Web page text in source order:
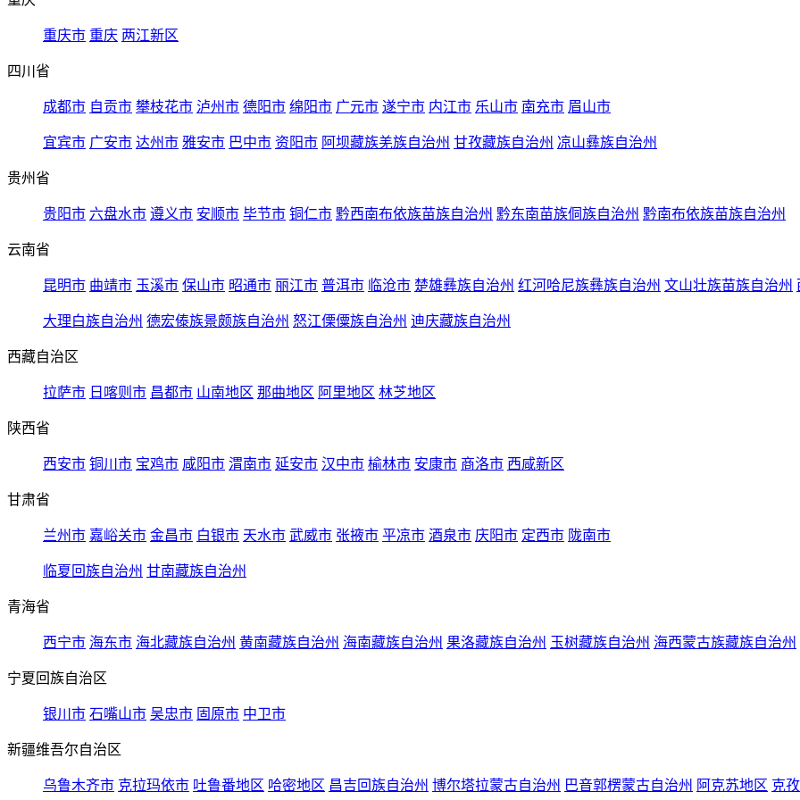
重庆市 重庆 两江新区
四川省
成都市 自贡市 攀枝花市 泸州市 德阳市 绵阳市 广元市 遂宁市 内江市 乐山市 南充市 眉山市
宜宾市 广安市 达州市 雅安市 巴中市 资阳市 阿坝藏族羌族自治州 甘孜藏族自治州 凉山彝族自治州
贵州省
贵阳市 六盘水市 遵义市 安顺市 毕节市 铜仁市 黔西南布依族苗族自治州 黔东南苗族侗族自治州 黔南布依族苗族自治州
云南省
昆明市 曲靖市 玉溪市 保山市 昭通市 丽江市 普洱市 临沧市 楚雄彝族自治州 红河哈尼族彝族自治州 文山壮族苗族自治州
大理白族自治州 德宏傣族景颇族自治州 怒江傈僳族自治州 迪庆藏族自治州
西藏自治区
拉萨市 日喀则市 昌都市 山南地区 那曲地区 阿里地区 林芝地区
陕西省
西安市 铜川市 宝鸡市 咸阳市 渭南市 延安市 汉中市 榆林市 安康市 商洛市 西咸新区
甘肃省
兰州市 嘉峪关市 金昌市 白银市 天水市 武威市 张掖市 平凉市 酒泉市 庆阳市 定西市 陇南市
临夏回族自治州 甘南藏族自治州
青海省
西宁市 海东市 海北藏族自治州 黄南藏族自治州 海南藏族自治州 果洛藏族自治州 玉树藏族自治州 海西蒙古族藏族自治州
宁夏回族自治区
银川市 石嘴山市 吴忠市 固原市 中卫市
新疆维吾尔自治区
乌鲁木齐市 克拉玛依市 吐鲁番地区 哈密地区 昌吉回族自治州 博尔塔拉蒙古自治州 巴音郭楞蒙古自治州 阿克苏地区 克